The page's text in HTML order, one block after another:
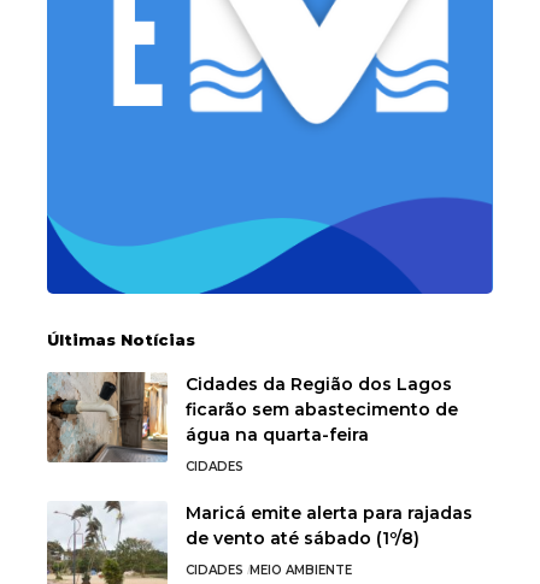
Últimas Notícias
Cidades da Região dos Lagos
ficarão sem abastecimento de
água na quarta-feira
CIDADES
Maricá emite alerta para rajadas
de vento até sábado (1º/8)
CIDADES MEIO AMBIENTE